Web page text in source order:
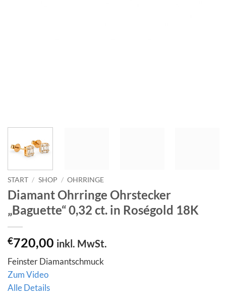
START / SHOP / OHRRINGE
Diamant Ohrringe Ohrstecker
„Baguette“ 0,32 ct. in Roségold 18K
€720,00 inkl. MwSt.
Feinster Diamantschmuck
Zum Video
Alle Details